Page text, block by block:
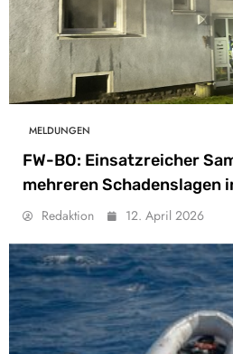
MELDUNGEN
FW-BO: Einsatzreicher
mehreren Schadenslagen
Redaktion 12. April 2026